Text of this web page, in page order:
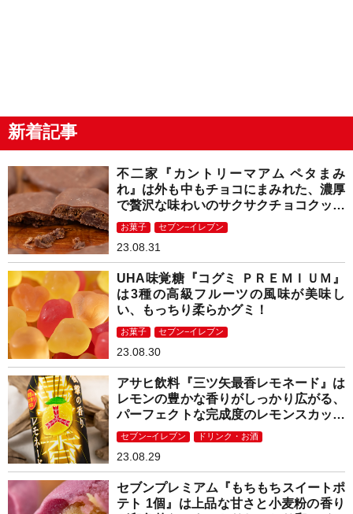
新着記事
不二家『カントリーマアム ペタまみ
れ』は外も中もチョコにまみれた、濃厚
で贅沢な味わいのサクサクチョコクッキ
ー！
お菓子 セブン−イレブン
23.08.31
UHA味覚糖『コグミ ＰＲＥＭＩＵＭ』
は3種の高級フルーツの風味が美味し
い、もっちり柔らかグミ！
お菓子 セブン−イレブン
23.08.30
アサヒ飲料『三ツ矢最香レモネード』は
レモンの豊かな香りがしっかり広がる、
パーフェクトな完成度のレモンスカッシ
ュ！
セブン−イレブン ドリンク・お酒
23.08.29
セブンプレミアム『もちもちスイートポ
テト 1個』は上品な甘さと小麦粉の香り